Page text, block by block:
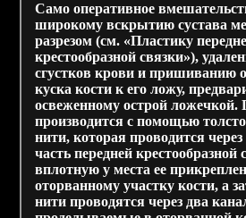
Само оперативное
широкому вскрытию сустава
разрезом (см. «Пластику
крестообразной связки»),
сгустков крови и пришиванию
куска кости к его ложу,
освеженному острой
производится с помощью
нити, которая проводится
часть передней крестообразной
вплотную у места ее
оторванному участку кости, а
нити проводятся через два